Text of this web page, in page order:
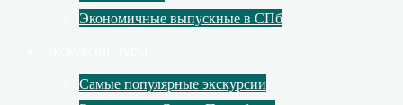
Экономичные выпускные в СПб
Самые популярные экскурсии